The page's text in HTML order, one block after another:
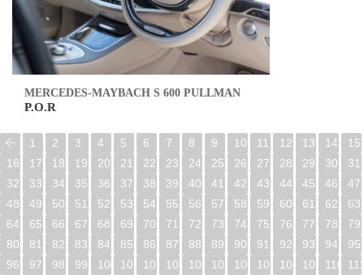
MERCEDES-MAYBACH S 600 PULLMAN
P.O.R
1 2 3 4 5 6 7 8 9 10 11 12 13 14
15
16
17 18 19 20 21 22 23 24 25 26 27 28 29 30
31
32
33 34 35 36 37 38 39 40 41 42 43 44 45 46
47
48
49 50 51 52 53 54 55 56 57 58 59 60 61 62
63
64
65 66 67 68 69 70 71 72 73 74 75 76 77 78
79
80
81 82 83 84 85 86 87 88 89 90 91 92 93 94
95
96
97 98 99 100 101 102 103 104 105 106 107 108 109 110